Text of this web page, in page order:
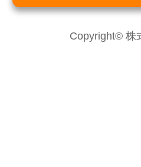
Copyright© 株